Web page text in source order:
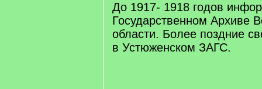
До 1917- 1918 годов
Государственном Архиве
области. Более поздние
в Устюженском ЗАГС.